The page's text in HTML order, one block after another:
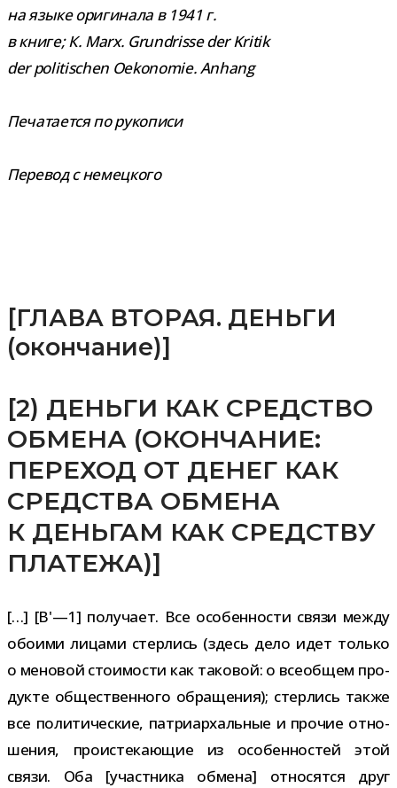
на языке ори­ги­нала в 1941 г.
в книге; К. Marx. Grundrisse der Kritik
der politischen Oekonomie. Anhang
Печатается по рукописи
Перевод с немецкого
[ГЛАВА ВТОРАЯ. ДЕНЬГИ
(окончание)]
[2) ДЕНЬГИ КАК СРЕДСТВО
ОБМЕНА (ОКОНЧАНИЕ:
ПЕРЕХОД ОТ ДЕНЕГ КАК
СРЕДСТВА ОБМЕНА
К ДЕНЬГАМ КАК СРЕДСТВУ
ПЛАТЕЖА)]
[…] [B'—1] полу­чает. Все осо­бен­но­сти связи между
обо­ими лицами стер­лись (здесь дело идет только
о мено­вой сто­и­мо­сти как тако­вой: о все­об­щем про­
дукте обще­ствен­ного обра­ще­ния); стер­лись также
все поли­ти­че­ские, пат­ри­ар­халь­ные и про­чие отно­
ше­ния, про­ис­те­ка­ю­щие из осо­бен­но­стей этой
связи. Оба [участ­ника обмена] отно­сятся друг